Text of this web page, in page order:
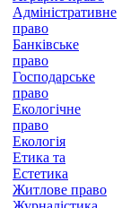
Адміністративне
право
Банківське
право
Господарське
право
Екологічне
право
Екологія
Етика та
Естетика
Житлове право